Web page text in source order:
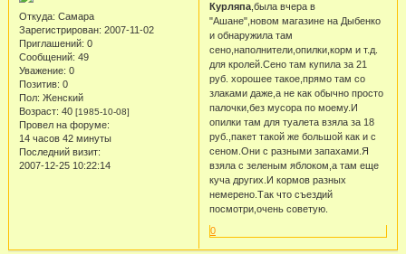
Откуда: Самара
Зарегистрирован: 2007-11-02
Приглашений: 0
Сообщений: 49
Уважение: 0
Позитив: 0
Пол: Женский
Возраст: 40 [1985-10-08]
Провел на форуме:
14 часов 42 минуты
Последний визит:
2007-12-25 10:22:14
Курляпа,была вчера в
"Ашане",новом магазине на Дыбенко
и обнаружила там
сено,наполнители,опилки,корм и т.д.
для кролей.Сено там купила за 21
руб. хорошее такое,прямо там со
злаками даже,а не как обычно просто
палочки,без мусора по моему.И
опилки там для туалета взяла за 18
руб.,пакет такой же большой как и с
сеном.Они с разными запахами.Я
взяла с зеленым яблоком,а там еще
куча других.И кормов разных
немерено.Так что съездий
посмотри,очень советую.
0